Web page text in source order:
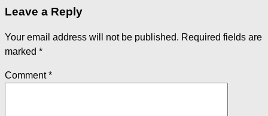
Leave a Reply
Your email address will not be published. Required fields are
marked *
Comment*